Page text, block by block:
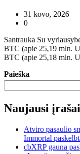
31 kovo, 2026
0
Santrauka Su
BTC (apie 25,19 mln.
BTC (apie 25,18 mln.
Paieška
Naujausi įrašai
Atviro pasaulio
Immortal
cbXRP gauna